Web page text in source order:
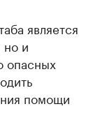
является
но и
опасных
помощи